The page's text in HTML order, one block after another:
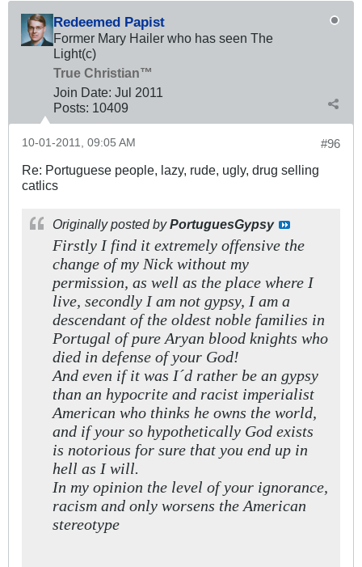
Redeemed Papist
Former Mary Hailer who has seen The
Light(c)
True Christian™
Join Date: Jul 2011
Posts: 10409
#96
10-01-2011, 09:05 AM
Re: Portuguese people, lazy, rude, ugly, drug selling
catlics
Originally posted byPortuguesGypsy
Firstly I find it extremely offensive the
change of my Nick without my
permission, as well as the place where I
live, secondly I am not gypsy, I am a
descendant of the oldest noble families in
Portugal of pure Aryan blood knights who
died in defense of your God!
And even if it was I´d rather be an gypsy
than an hypocrite and racist imperialist
American who thinks he owns the world,
and if your so hypothetically God exists
is notorious for sure that you end up in
hell as I will.
In my opinion the level of your ignorance,
racism and only worsens the American
stereotype